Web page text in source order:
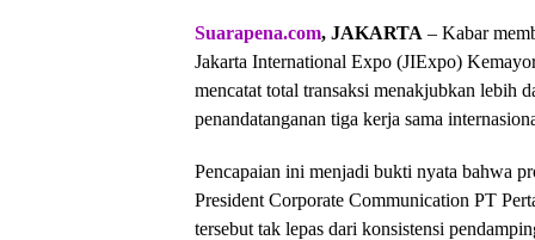
Suarapena.com, JAKARTA – Kabar
Jakarta International Expo (JIExpo)
mencatat total transaksi menakjubkan lebih
penandatanganan tiga kerja sama
Pencapaian ini menjadi bukti nyata bahwa
President Corporate Communication PT
tersebut tak lepas dari konsistensi